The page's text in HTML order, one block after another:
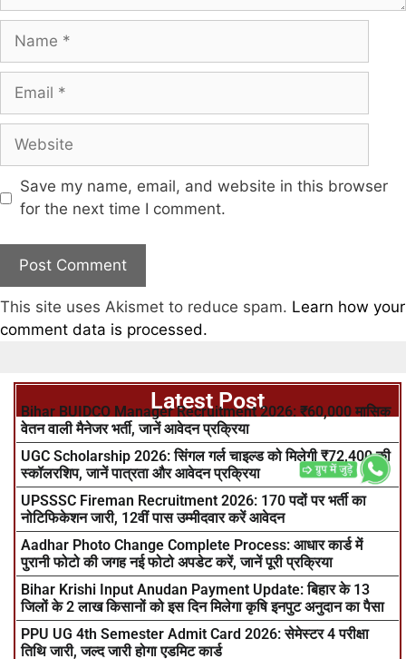
Save my name, email, and website in this browser
for the next time I comment.
This site uses Akismet to reduce spam. Learn how your
comment data is processed.
Latest Post
Bihar BUIDCO Manager Recruitment 2026: ₹60,000 मासिक
वेतन वाली मैनेजर भर्ती, जानें आवेदन प्रक्रिया
UGC Scholarship 2026: सिंगल गर्ल चाइल्ड को मिलेगी ₹72,400 की
स्कॉलरशिप, जानें पात्रता और आवेदन प्रक्रिया
UPSSSC Fireman Recruitment 2026: 170 पदों पर भर्ती का
नोटिफिकेशन जारी, 12वीं पास उम्मीदवार करें आवेदन
Aadhar Photo Change Complete Process: आधार कार्ड में
पुरानी फोटो की जगह नई फोटो अपडेट करें, जानें पूरी प्रक्रिया
Bihar Krishi Input Anudan Payment Update: बिहार के 13
जिलों के 2 लाख किसानों को इस दिन मिलेगा कृषि इनपुट अनुदान का पैसा
PPU UG 4th Semester Admit Card 2026: सेमेस्टर 4 परीक्षा
तिथि जारी, जल्द जारी होगा एडमिट कार्ड